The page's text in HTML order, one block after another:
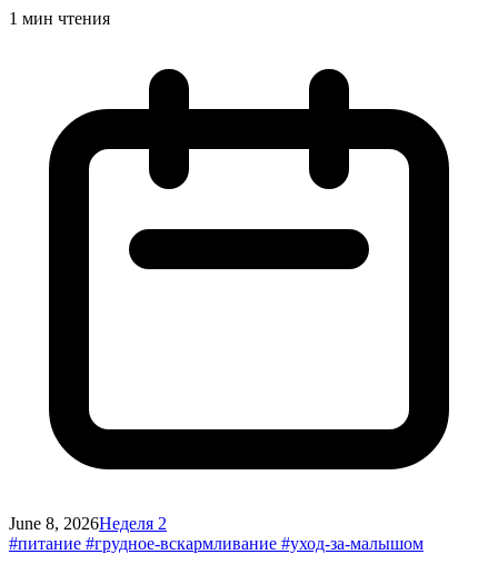
1 мин чтения
June 8, 2026Неделя 2
#питание #грудное-вскармливание #уход-за-малышом